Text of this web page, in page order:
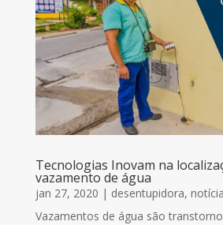
Tecnologias Inovam na
vazamento de água
jan 27, 2020 | desentupidora,
Vazamentos de água são